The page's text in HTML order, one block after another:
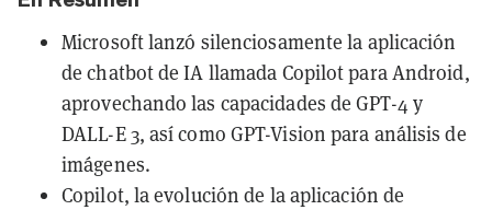
Microsoft lanzó silenciosamente la aplicación
de chatbot de IA llamada Copilot para Android,
aprovechando las capacidades de GPT-4 y
DALL-E 3, así como GPT-Vision para análisis de
imágenes.
Copilot, la evolución de la aplicación de